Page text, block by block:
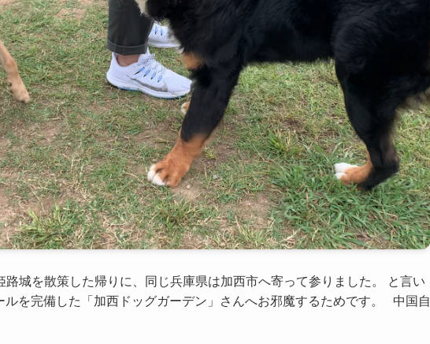
城を散策した帰りに、同じ兵庫県は加西市へ寄って参りました。 と言い
ルを完備した「加西ドッグガーデン」さんへお邪魔するためです。 中国自